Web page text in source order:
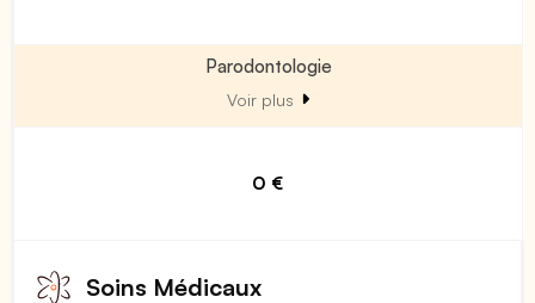
Parodontologie
Voir plus
0 €
Soins Médicaux